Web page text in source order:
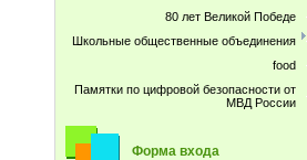
80 лет Великой Победе
Школьные общественные объединения
food
Памятки по цифровой безопасности от
МВД России
Форма входа